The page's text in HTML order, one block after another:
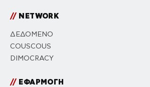
//NETWORK
ΔΕΔΟΜΕΝΟ
COUSCOUS
DIMOCRACY
//ΕΦΑΡΜΟΓΗ